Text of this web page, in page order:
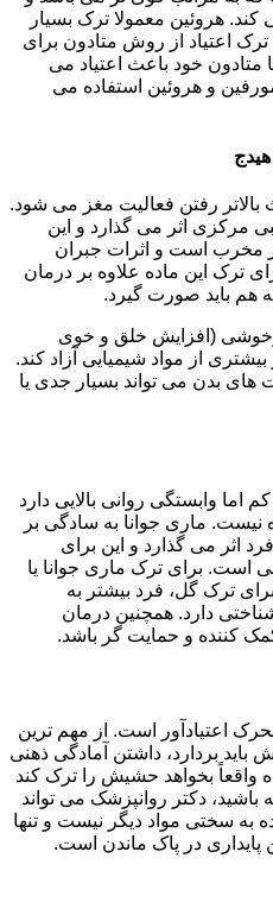
هروئین معمولا ترک بسیار
اعتیاد از روش متادون برای
خود باعث اعتیاد می
و هروئین استفاده می
رفتن فعالیت مغز می شود.
مرکزی اثر می گذارد و این
مخرب است و اثرات جبران
ترک این ماده علاوه بر درمان
هم باید صورت گیرد.
(افزایش خلق و خوی
از مواد شیمیایی آزاد کند.
های بدن می تواند بسیار جدی یا
اما وابستگی روانی بالایی دارد
ماری جوانا به سادگی بر
اثر می گذارد و این برای
است. برای ترک ماری جوانا یا
ترک گل، فرد بیشتر به
دارد. همچنین درمان
کننده و حمایت گر باشد.
اعتیادآور است. از مهم ترین
بردارد، داشتن آمادگی ذهنی
بخواهد حشیش را ترک کند
باشید، دکتر روانپزشک می تواند
به سختی مواد دیگر نیست و تنها
پایداری در پاک ماندن است.